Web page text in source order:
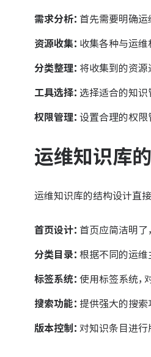
需求分析： 首先需要明确运
资源收集： 收集各种与运维
分类整理： 将收集到的资源
工具选择： 选择适合的知识
权限管理： 设置合理的权限
运维知识库
运维知识库的结构设计直
首页设计： 首页应简洁明了
分类目录： 根据不同的运维
标签系统： 使用标签系统，
搜索功能： 提供强大的搜索
版本控制： 对知识条目进行